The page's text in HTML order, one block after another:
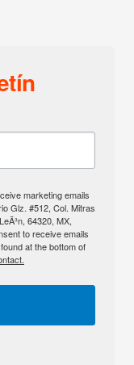
marketing emails
Glz. #512, Col. Mitras
64320, MX,
to receive emails
at the bottom of